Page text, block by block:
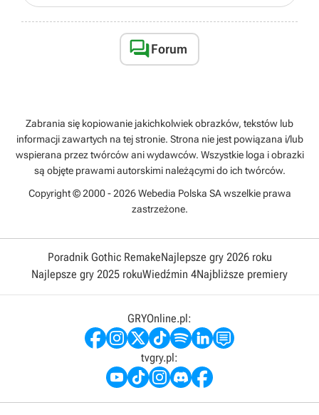
Forum
Zabrania się kopiowanie jakichkolwiek obrazków, tekstów lub
informacji zawartych na tej stronie. Strona nie jest powiązana i/lub
wspierana przez twórców ani wydawców. Wszystkie loga i obrazki
są objęte prawami autorskimi należącymi do ich twórców.
Copyright © 2000 - 2026 Webedia Polska SA wszelkie prawa
zastrzeżone.
Poradnik Gothic RemakeNajlepsze gry 2026 roku
Najlepsze gry 2025 rokuWiedźmin 4Najbliższe premiery
GRYOnline.pl:
tvgry.pl: